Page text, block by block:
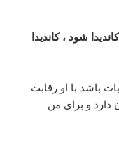
شود ، کاندیدا
باشد با او رقابت
دارد و برای من